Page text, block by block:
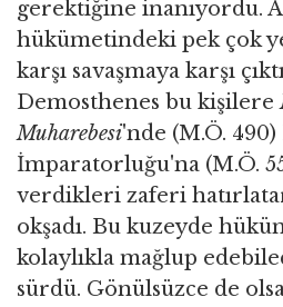
gerektiğine inanıyordu.
hükümetindeki pek çok
karşı savaşmaya karşı
Demosthenes bu kişilere
Muharebesi'nde (M.Ö. 490)
İmparatorluğu'na (M.Ö.
verdikleri zaferi
okşadı. Bu kuzeyde
kolaylıkla mağlup
sürdü. Gönülsüzce de